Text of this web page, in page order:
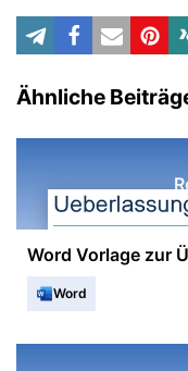
Ähnliche
Word Vorlage zur
Word